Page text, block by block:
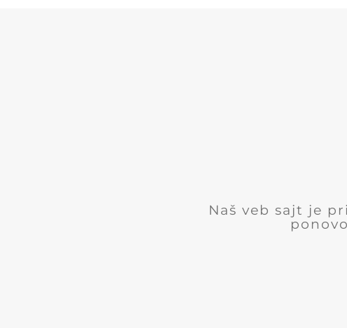
Naš veb sajt je